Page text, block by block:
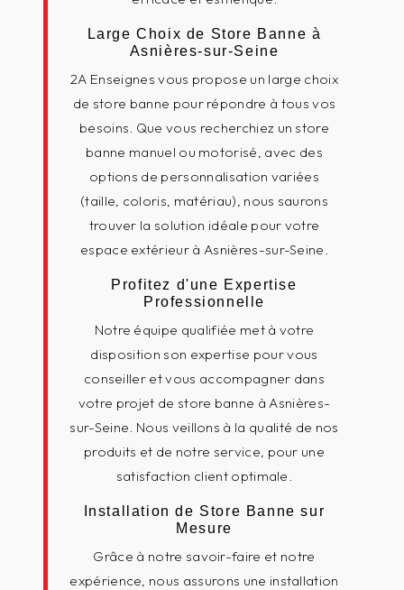
Large Choix de Store Banne à
Asnières-sur-Seine
2A Enseignes vous propose un large choix
de store banne pour répondre à tous vos
besoins. Que vous recherchiez un store
banne manuel ou motorisé, avec des
options de personnalisation variées
(taille, coloris, matériau), nous saurons
trouver la solution idéale pour votre
espace extérieur à Asnières-sur-Seine.
Profitez d'une Expertise
Professionnelle
Notre équipe qualifiée met à votre
disposition son expertise pour vous
conseiller et vous accompagner dans
votre projet de store banne à Asnières-
sur-Seine. Nous veillons à la qualité de nos
produits et de notre service, pour une
satisfaction client optimale.
Installation de Store Banne sur
Mesure
Grâce à notre savoir-faire et notre
expérience, nous assurons une installation